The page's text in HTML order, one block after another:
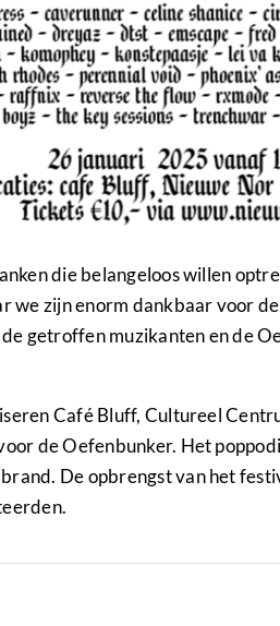
die belangeloos willen
we zijn enorm dankbaar voor
getroffen muzikanten en de
Café Bluff, Cultureel
de Oefenbunker. Het
De opbrengst van het